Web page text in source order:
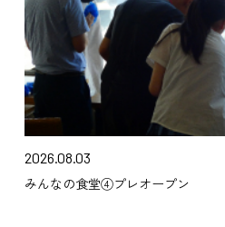
2026.08.03
みんなの食堂④プレオープン